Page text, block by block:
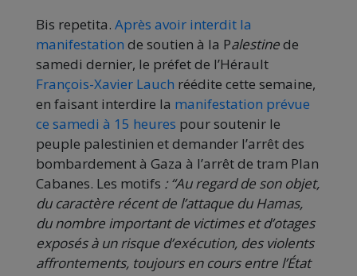
Bis repetita. Après avoir interdit la
manifestation de soutien à la Palestinede
samedi dernier, le préfet de l’Hérault
François-Xavier Lauch réédite cette semaine,
en faisant interdire la manifestation prévue
ce samedi à 15 heures pour soutenir le
peuple palestinien et demander l’arrêt des
bombardement à Gaza à l’arrêt de tram Plan
Cabanes. Les motifs : “Au regard de son objet,
du caractère récent de l’attaque du Hamas,
du nombre important de victimes et d’otages
exposés à un risque d’exécution, des violents
affrontements, toujours en cours entre l’État